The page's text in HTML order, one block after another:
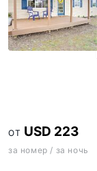
ОТ USD 223
за номер / за ночь